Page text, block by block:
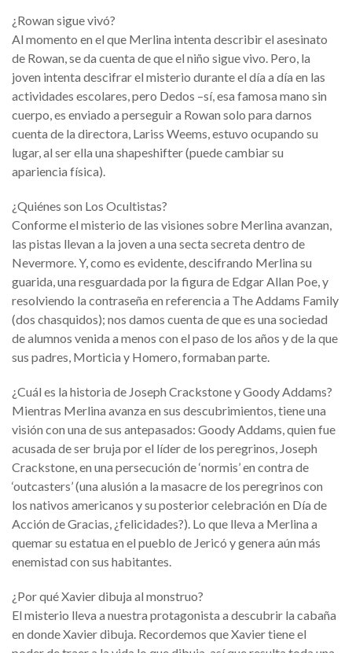
¿Rowan sigue vivó?
Al momento en el que Merlina intenta describir el asesinato
de Rowan, se da cuenta de que el niño sigue vivo. Pero, la
joven intenta descifrar el misterio durante el día a día en las
actividades escolares, pero Dedos –sí, esa famosa mano sin
cuerpo, es enviado a perseguir a Rowan solo para darnos
cuenta de la directora, Lariss Weems, estuvo ocupando su
lugar, al ser ella una shapeshifter (puede cambiar su
apariencia física).
¿Quiénes son Los Ocultistas?
Conforme el misterio de las visiones sobre Merlina avanzan,
las pistas llevan a la joven a una secta secreta dentro de
Nevermore. Y, como es evidente, descifrando Merlina su
guarida, una resguardada por la figura de Edgar Allan Poe, y
resolviendo la contraseña en referencia a The Addams Family
(dos chasquidos); nos damos cuenta de que es una sociedad
de alumnos venida a menos con el paso de los años y de la que
sus padres, Morticia y Homero, formaban parte.
¿Cuál es la historia de Joseph Crackstone y Goody Addams?
Mientras Merlina avanza en sus descubrimientos, tiene una
visión con una de sus antepasados: Goody Addams, quien fue
acusada de ser bruja por el líder de los peregrinos, Joseph
Crackstone, en una persecución de ‘normis’ en contra de
‘outcasters’ (una alusión a la masacre de los peregrinos con
los nativos americanos y su posterior celebración en Día de
Acción de Gracias, ¿felicidades?). Lo que lleva a Merlina a
quemar su estatua en el pueblo de Jericó y genera aún más
enemistad con sus habitantes.
¿Por qué Xavier dibuja al monstruo?
El misterio lleva a nuestra protagonista a descubrir la cabaña
en donde Xavier dibuja. Recordemos que Xavier tiene el